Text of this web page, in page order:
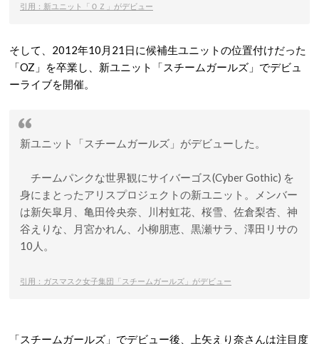
引用：新ユニット「ＯＺ」がデビュー
そして、2012年10月21日に候補生ユニットの位置付けだった
「OZ」を卒業し、新ユニット「スチームガールズ」でデビュ
ーライブを開催。
新ユニット「スチームガールズ」がデビューした。
チームパンクな世界観にサイバーゴス(Cyber Gothic) を
身にまとったアリスプロジェクトの新ユニット。メンバー
は新矢皐月、亀田伶央奈、川村虹花、桜雪、佐倉梨杏、神
谷えりな、月宮かれん、小柳朋恵、黒瀬サラ、澤田リサの
10人。
引用：ガスマスク女子集団「スチームガールズ」がデビュー
「スチームガールズ」でデビュー後、上矢えり奈さんは注目度